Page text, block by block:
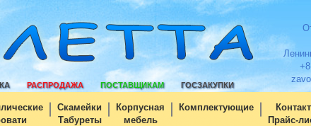
РАСПРОДАЖА ПОСТАВЩИКАМ ГОСЗАКУПКИ
Скамейки
Табуреты
Корпусная
мебель
Комплектующие
Прайс-